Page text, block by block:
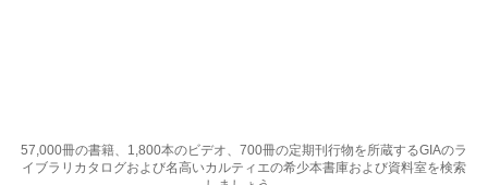
57,000冊の書籍、1,800本のビデオ、700冊の定期刊行物を所蔵するGIAのラ
イブラリカタログおよび名高いカルティエの希少本書庫および資料室を検索